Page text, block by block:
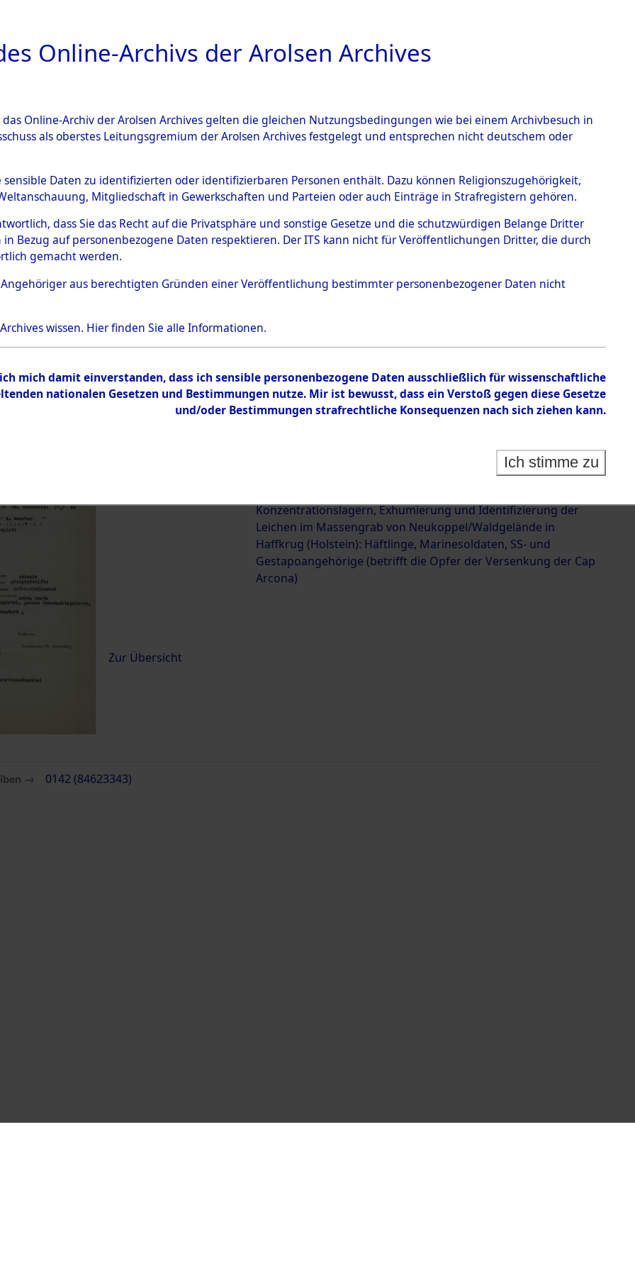
ARCHIVALE ÜBERSICHT BILD
und Identifizierung der im Landkreis Neunburg
ermordeten Häftlinge aus deutschen
Exhumierung und Identifizierung der
von Neukoppel/Waldgelände in Haffkrug
(betrifft die Opfer der Versenkung der Cap
0002 (84623201)→0142 (84623343)
Exhumierung und Identifizierung der im Landkreis Neunburg
Konzentrationslagern, Exhumierung und Identifizierung der
Leichen im Massengrab von Neukoppel/Waldgelände in
Haffkrug (Holstein): Häftlinge, Marinesoldaten, SS- und
Gestapoangehörige (betrifft die Opfer der Versenkung der Cap
Arcona)
Zur Übersicht
→ 0142 (84623343)
Online-Archivs der Arolsen Archives
Online-Archiv der Arolsen Archives gelten die gleichen Nutzungsbedingungen wie bei einem Archivbesuch in
als oberstes Leitungsgremium der Arolsen Archives festgelegt und entsprechen nicht deutschem oder
sensible Daten zu identifizierten oder identifizierbaren Personen enthält. Dazu können Religionszugehörigkeit,
Mitgliedschaft in Gewerkschaften und Parteien oder auch Einträge in Strafregistern gehören.
dass Sie das Recht auf die Privatsphäre und sonstige Gesetze und die schutzwürdigen Belange Dritter
Bezug auf personenbezogene Daten respektieren. Der ITS kann nicht für Veröffentlichungen Dritter, die durch
gemacht werden.
Angehöriger aus berechtigten Gründen einer Veröffentlichung bestimmter personenbezogener Daten nicht
wissen. Hierfinden Sie alle Informationen.
mich damit einverstanden, dass ich sensible personenbezogene Daten ausschließlich für wissenschaftliche
nationalen Gesetzen und Bestimmungen nutze. Mir ist bewusst, dass ein Verstoß gegen diese Gesetze
und/oder Bestimmungen strafrechtliche Konsequenzen nach sich ziehen kann.
Ich stimme zu